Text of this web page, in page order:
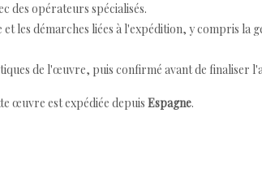
des opérateurs spécialisés.
les démarches liées à l'expédition, y compris la
de l'œuvre, puis confirmé avant de finaliser
œuvre est expédiée depuis Espagne.